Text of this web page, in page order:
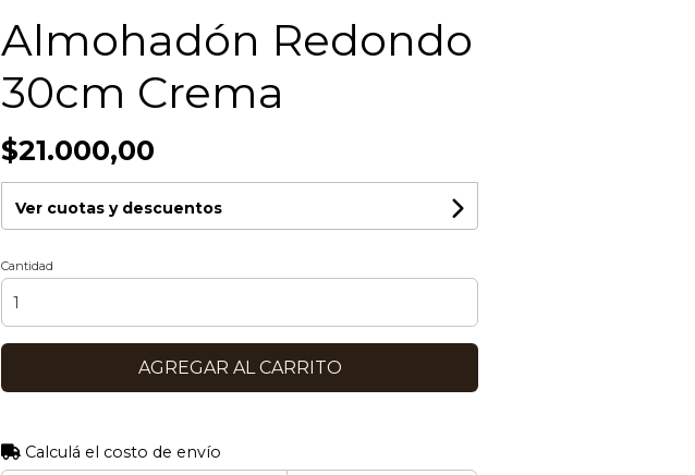
Almohadón Redondo
30cm Crema
$21.000,00
Ver cuotas y descuentos
Cantidad
AGREGAR AL CARRITO
Calculá el costo de envío